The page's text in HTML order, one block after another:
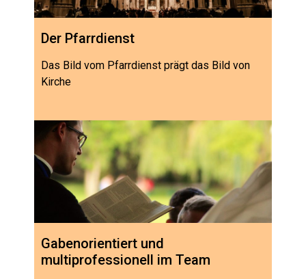
Der Pfarrdienst
Das Bild vom Pfarrdienst prägt das Bild von
Kirche
Gabenorientiert und
multiprofessionell im Team